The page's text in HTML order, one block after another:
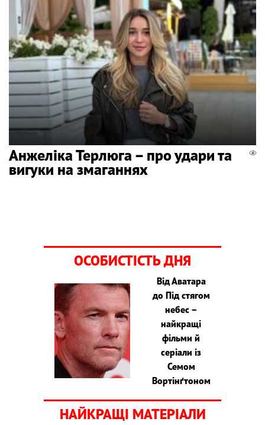
Анжеліка Терлюга – про удари та
вигуки на змаганнях
ОСОБИСТІСТЬ ДНЯ
Від Аватара
до Під стягом
небес –
найкращі
фільми й
серіали із
Семом
Вортінґтоном
НАЙКРАЩІ МАТЕРІАЛИ